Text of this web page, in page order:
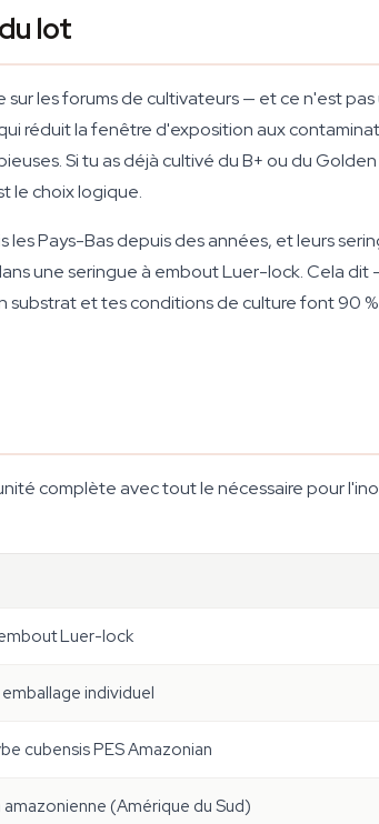
lot
les forums de cultivateurs — et ce n'est
réduit la fenêtre d'exposition aux
Si tu as déjà cultivé du B+ ou du
le choix logique.
les Pays-Bas depuis des années, et leurs
une seringue à embout Luer-lock. Cela
et tes conditions de culture font 90
complète avec tout le nécessaire pour
Luer-lock
individuel
cubensis PES Amazonian
(Amérique du Sud)